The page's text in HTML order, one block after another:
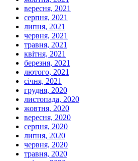
вересня, 2021
серпня, 2021
липня, 2021
червня, 2021
травня, 2021
квітня, 2021
березня, 2021
лютого, 2021
січня, 2021
грудня, 2020
листопада, 2020
жовтня, 2020
вересня, 2020
серпня, 2020
липня, 2020
червня, 2020
травня, 2020